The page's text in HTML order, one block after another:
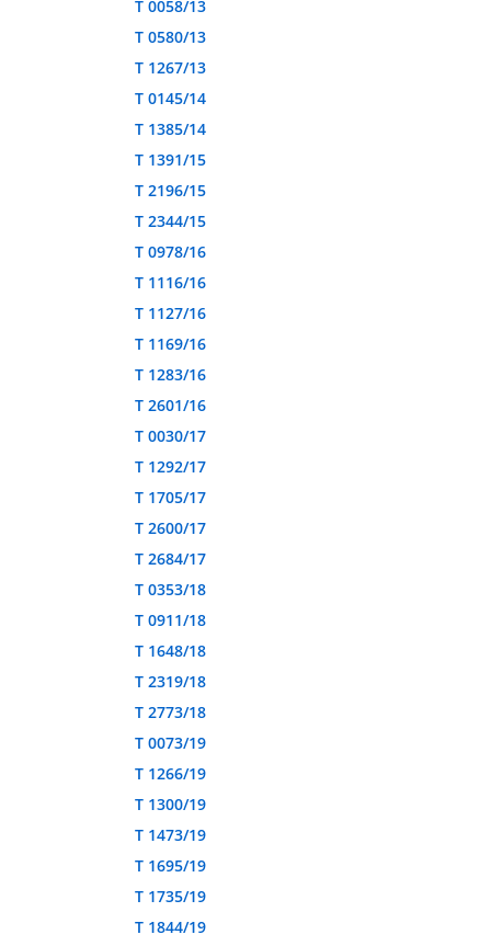
T 0058/13
T 0580/13
T 1267/13
T 0145/14
T 1385/14
T 1391/15
T 2196/15
T 2344/15
T 0978/16
T 1116/16
T 1127/16
T 1169/16
T 1283/16
T 2601/16
T 0030/17
T 1292/17
T 1705/17
T 2600/17
T 2684/17
T 0353/18
T 0911/18
T 1648/18
T 2319/18
T 2773/18
T 0073/19
T 1266/19
T 1300/19
T 1473/19
T 1695/19
T 1735/19
T 1844/19